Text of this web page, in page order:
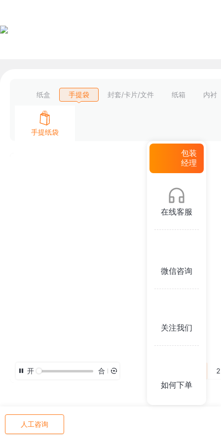
纸盒 手提袋 封套/卡片/文件 纸箱 内衬
手提纸袋
开 合
人工咨询
包装
经理
在线客服
微信咨询
关注我们
如何下单